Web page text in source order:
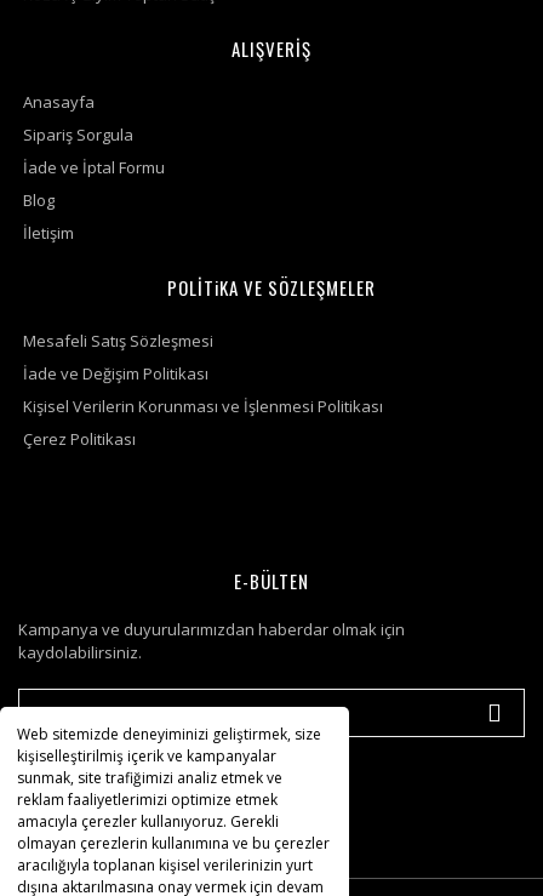
Web sitemizde deneyiminizi geliştirmek, size
kişiselleştirilmiş içerik ve kampanyalar
sunmak, site trafiğimizi analiz etmek ve
reklam faaliyetlerimizi optimize etmek
amacıyla çerezler kullanıyoruz. Gerekli
olmayan çerezlerin kullanımına ve bu çerezler
aracılığıyla toplanan kişisel verilerinizin yurt
dışına aktarılmasına onay vermek için devam
ALIŞVERİŞ
Anasayfa
Sipariş Sorgula
İade ve İptal Formu
Blog
İletişim
POLİTiKA VE SÖZLEŞMELER
Mesafeli Satış Sözleşmesi
İade ve Değişim Politikası
Kişisel Verilerin Korunması ve İşlenmesi Politikası
Çerez Politikası
E-BÜLTEN
Kampanya ve duyurularımızdan haberdar olmak için
kaydolabilirsiniz.